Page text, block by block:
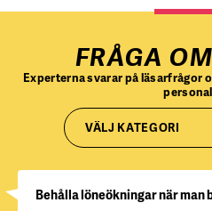
FRÅGA
Experterna svarar på läsarfrågor
VÄLJ KATEGORI
Behålla löneökningar när man